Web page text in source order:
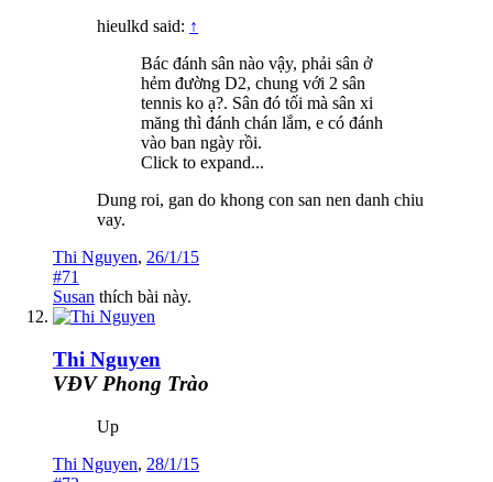
hieulkd said: ↑
Bác đánh sân nào vậy, phải sân ở
hẻm đường D2, chung với 2 sân
tennis ko ạ?. Sân đó tối mà sân xi
măng thì đánh chán lắm, e có đánh
vào ban ngày rồi.
Click to expand...
Dung roi, gan do khong con san nen danh chiu
vay.
Thi Nguyen, 26/1/15
#71
Susan thích bài này.
Thi Nguyen
VĐV Phong Trào
Up
Thi Nguyen, 28/1/15